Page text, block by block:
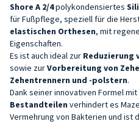
Shore A 2/4polykondensiertes
für Fußpflege, speziell für die
elastischen Orthesen, mit
Eigenschaften.
Es ist auch ideal zur Reduzierung
sowie zurVorbereitung von
Zehentrennern und -polstern.
Dank seiner innovativen Formel mit
Bestandteilen verhindert es
Vermehrung von Bakterien und ist